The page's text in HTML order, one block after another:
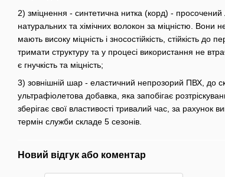
2) зміцнення - синтетична нитка (корд) -
натуральних та хімічних волокон за міцністю. Вони
мають високу міцність і зносостійкість, стійкість
тримати структуру та у процесі використання не
є гнучкість та міцність;
3) зовнішній шар - еластичний непрозорий ПВХ, до
ультрафіолетова добавка, яка запобігає
зберігає свої властивості тривалий час, за рахунок
термін служби складе 5 сезонів.
Новий відгук або коментар